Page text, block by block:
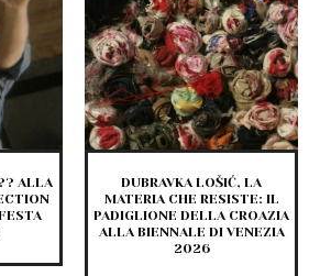
ALLA
DUBRAVKA LOŠIĆ, LA
MATERIA CHE RESISTE: IL
PADIGLIONE DELLA CROAZIA
ALLA BIENNALE DI VENEZIA
2026